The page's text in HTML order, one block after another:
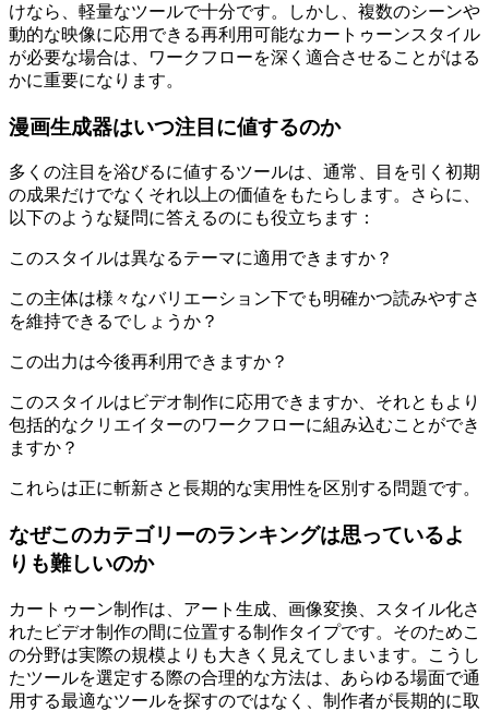
けなら、軽量なツールで十分です。しかし、複数のシーンや
動的な映像に応用できる再利用可能なカートゥーンスタイル
が必要な場合は、ワークフローを深く適合させることがはる
かに重要になります。
漫画生成器はいつ注目に値するのか
多くの注目を浴びるに値するツールは、通常、目を引く初期
の成果だけでなくそれ以上の価値をもたらします。さらに、
以下のような疑問に答えるのにも役立ちます：
このスタイルは異なるテーマに適用できますか？
この主体は様々なバリエーション下でも明確かつ読みやすさ
を維持できるでしょうか？
この出力は今後再利用できますか？
このスタイルはビデオ制作に応用できますか、それともより
包括的なクリエイターのワークフローに組み込むことができ
ますか？
これらは正に斬新さと長期的な実用性を区別する問題です。
なぜこのカテゴリーのランキングは思っているよ
りも難しいのか
カートゥーン制作は、アート生成、画像変換、スタイル化さ
れたビデオ制作の間に位置する制作タイプです。そのためこ
の分野は実際の規模よりも大きく見えてしまいます。こうし
たツールを選定する際の合理的な方法は、あらゆる場面で通
用する最適なツールを探すのではなく、制作者が長期的に取